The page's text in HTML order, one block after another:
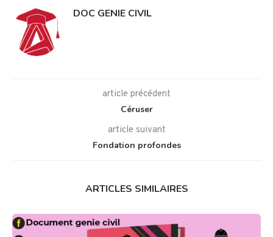
DOC GENIE CIVIL
article précédent
Céruser
article suivant
Fondation profondes
ARTICLES SIMILAIRES